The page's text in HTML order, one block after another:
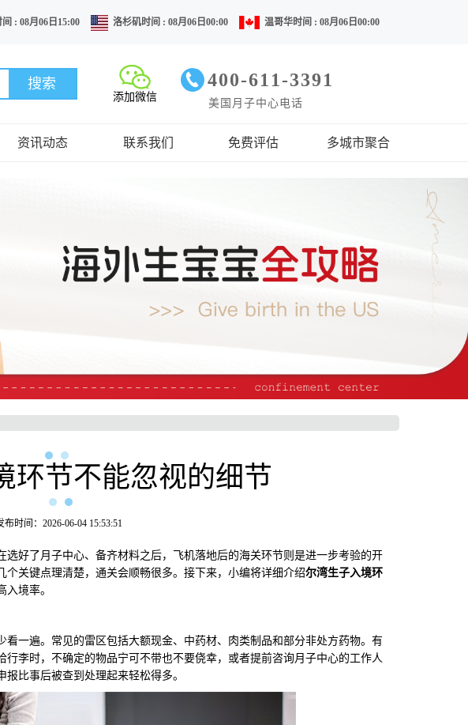
: 08月06日15:00 洛杉矶时间 : 08月06日00:00 温哥华时间 : 08月06日00:00
添加微信
400-611-3391
美国月子中心电话
资讯动态 联系我们 免费评估 多城市聚合
环节不能忽视的细节
布时间：2026-06-04 15:53:51
好了月子中心、备齐材料之后，飞机落地后的海关环节则是进一步考验的开
关键点理清楚，通关会顺畅很多。接下来，小编将详细介绍尔湾生子入境环
境率。
一遍。常见的雷区包括大额现金、中药材、肉类制品和部分非处方药物。有
李时，不确定的物品宁可不带也不要侥幸，或者提前咨询月子中心的工作人
比事后被查到处理起来轻松得多。